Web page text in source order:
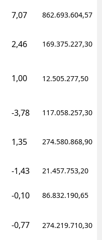
7,07 862.693.604,57
2,46 169.375.227,30
1,00 12.505.277,50
-3,78 117.058.257,30
1,35 274.580.868,90
-1,43 21.457.753,20
-0,10 86.832.190,65
-0,77 274.219.710,30